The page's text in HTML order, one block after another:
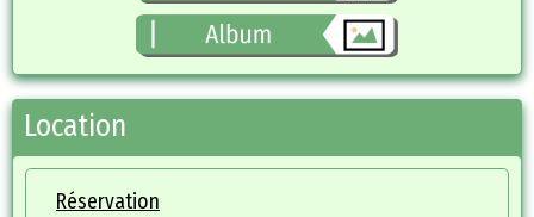
Location
Réservation